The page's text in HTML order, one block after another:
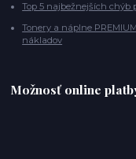
Top 5 najbežnejších
Tonery a náplne
nákladov
Možnosť online